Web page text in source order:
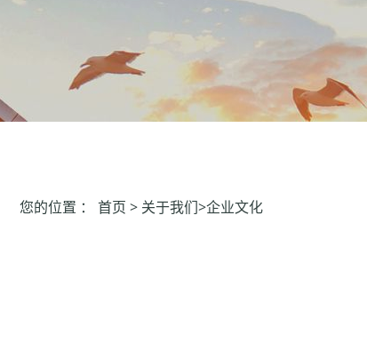
您的位置 ： 首页 > 关于我们>企业文化